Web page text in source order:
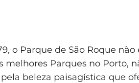
o Parque de São Roque não
Parques no Porto,
beleza paisagística que